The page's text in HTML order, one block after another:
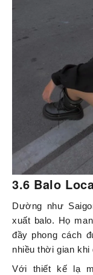
3.6 Balo
Dường như
xuất balo. Họ
đầy phong cách
nhiều thời gian khi
Với thiết kế lạ